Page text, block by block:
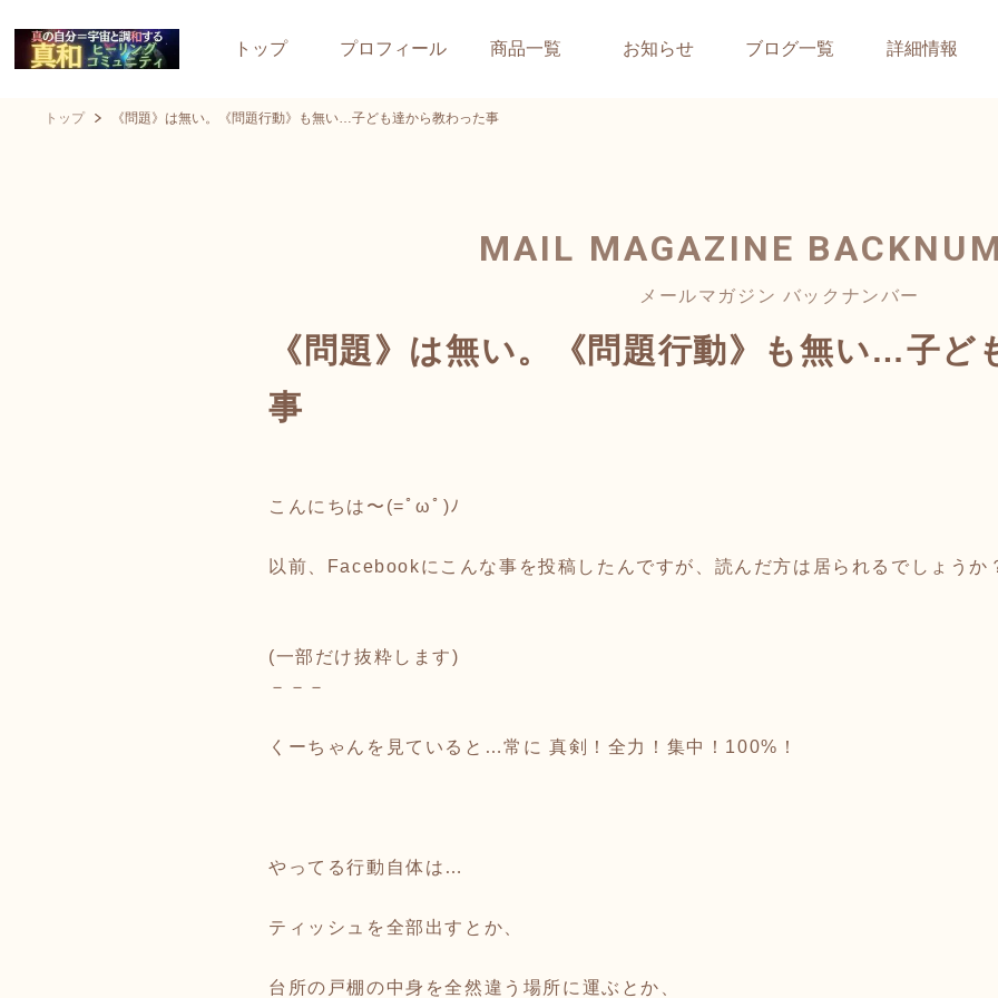
トップ プロフィール 商品一覧 お知らせ ブログ一覧 詳細情報
トップ 《問題》は無い。《問題行動》も無い…子ども達から教わった事
MAIL MAGAZINE
メールマガジン バックナンバー
《問題》は無い。《問題行動》も無い…子ど
事
こんにちは〜(=ﾟωﾟ)ﾉ
以前、Facebookにこんな事を投稿したんですが、読んだ方は居られるでしょうか
(一部だけ抜粋します)
－－－
くーちゃんを見ていると…常に 真剣！全力！集中！100%！
やってる行動自体は…
ティッシュを全部出すとか、
台所の戸棚の中身を全然違う場所に運ぶとか、